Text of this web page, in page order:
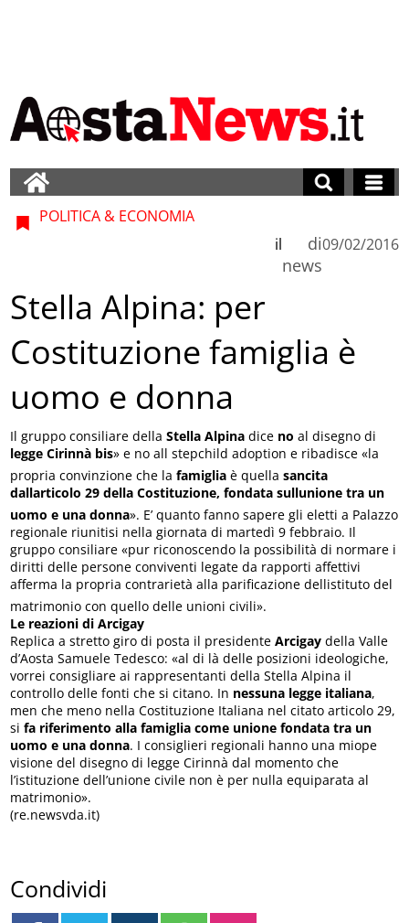
POLITICA & ECONOMIA
di
news
il 09/02/2016
Stella Alpina: per
Costituzione famiglia è
uomo e donna
Il gruppo consiliare dellaStella Alpina dice no al disegno di
legge Cirinnà bis» e no all stepchild adoption e ribadisce «la
propria convinzione che lafamiglia è quellasancita
dallarticolo 29 della Costituzione, fondata sullunione tra un
uomo e una donna». E’ quanto fanno sapere gli eletti a Palazzo
regionale riunitisi nella giornata di martedì 9 febbraio. Il
gruppo consiliare «pur riconoscendo la possibilità di normare i
diritti delle persone conviventi legate da rapporti affettivi
afferma la propria contrarietà alla parificazione dellistituto del
matrimonio con quello delle unioni civili».
Le reazioni di Arcigay
Replica a stretto giro di posta il presidenteArcigay della Valle
d’Aosta Samuele Tedesco: «al di là delle posizioni ideologiche,
vorrei consigliare ai rappresentanti della Stella Alpina il
controllo delle fonti che si citano. In nessuna legge italiana,
men che meno nella Costituzione Italiana nel citato articolo 29,
sifa riferimento alla famiglia come unione fondata tra un
uomo e una donna. I ​consiglieri regionali hanno una miope
visione del disegno di legge Cirinnà dal momento che
l’istituzione dell’unione civile non è per nulla equiparata al
matrimonio».
(re.newsvda.it)
Condividi